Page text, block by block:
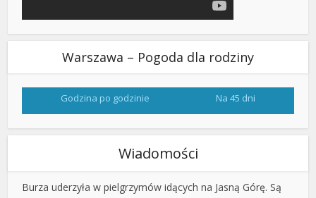
Warszawa – Pogoda dla rodziny
Godzina po godzinie Na 45 dni
Wiadomości
Burza uderzyła w pielgrzymów idących na Jasną Górę. Są